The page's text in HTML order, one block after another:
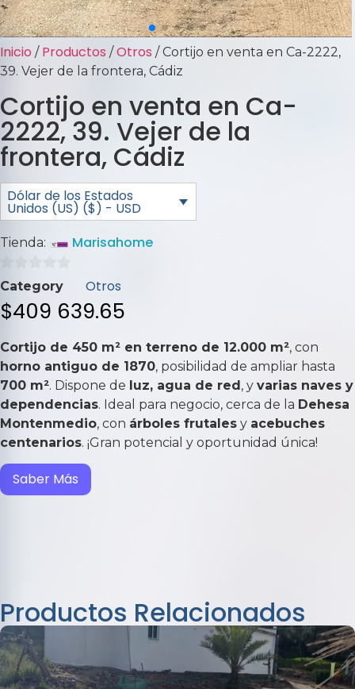
Inicio / Productos /Otros / Cortijo en venta en Ca-2222,
39. Vejer de la frontera, Cádiz
Cortijo en venta en Ca-
2222, 39. Vejer de la
frontera, Cádiz
Dólar de los Estados
Unidos (US) ($) - USD
Tienda: Marisahome
0
de
5
Category Otros
$409 639.65
Cortijo de 450 m² en terreno de 12.000 m², con
horno antiguo de 1870, posibilidad de ampliar hasta
700 m². Dispone de luz, agua de red, y varias naves y
dependencias. Ideal para negocio, cerca de la Dehesa
Montenmedio, con árboles frutales y acebuches
centenarios. ¡Gran potencial y oportunidad única!
Saber Más
Productos Relacionados